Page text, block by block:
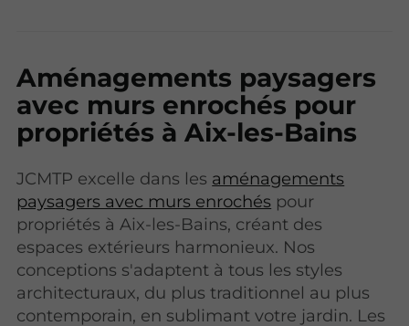
Aménagements paysagers
avec murs enrochés pour
propriétés à Aix-les-Bains
JCMTP excelle dans les aménagements
paysagers avec murs enrochés pour
propriétés à Aix-les-Bains, créant des
espaces extérieurs harmonieux. Nos
conceptions s'adaptent à tous les styles
architecturaux, du plus traditionnel au plus
contemporain, en sublimant votre jardin. Les